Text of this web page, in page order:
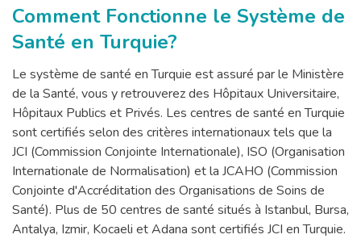
Comment Fonctionne le Système de
Santé en Turquie?
Le système de santé en Turquie est assuré par le Ministère
de la Santé, vous y retrouverez des Hôpitaux Universitaire,
Hôpitaux Publics et Privés. Les centres de santé en Turquie
sont certifiés selon des critères internationaux tels que la
JCI (Commission Conjointe Internationale), ISO (Organisation
Internationale de Normalisation) et la JCAHO (Commission
Conjointe d'Accréditation des Organisations de Soins de
Santé). Plus de 50 centres de santé situés à Istanbul, Bursa,
Antalya, Izmir, Kocaeli et Adana sont certifiés JCI en Turquie.